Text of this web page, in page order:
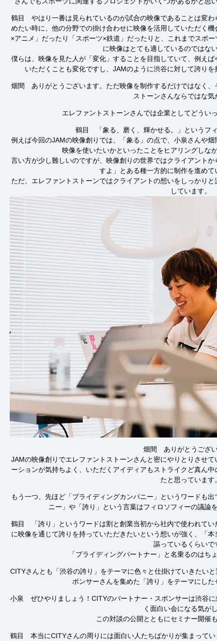
鶴目　やはり一番は見られているのが試合の映像であることは変
めたい時に、他の分野での掛け合わせに映像を活用していただく
×アニメ」だったり「スポーツ×鉄道」だったりと、これまでスポ
に映像はとても適しているのではな
僕らは、映像を見た人が「変化」することを目指していて、例え
いただくことも変化ですし、JAMのように渋谷に対して誇り
畑間　ありがとうございます。ただ映像を制作するだけではなく
ストーンさんならではな気
エレファントストーンさんでは企業としてどうい
鶴目　「象る、磨く、輝かせる。」というフ
例えば今回のJAMの映像創りでは、「象る」の点で、小泉さんや
映像を使いたいかといったことをヒアリングしな
言い方が少し難しいのですが、映像創りの世界ではクライアント
すよ」とある種一方的に制作を進め
ただ、エレファントストーンではクライアントの想いをしっかり
しています。
畑間　ありがとうござ
JAMの映像創りでエレファントストーンさんと密にやりとりさせ
ーションが気持ちよく、いただくアイディアもストライクど真ん
たと思っています
もう一つ、先ほど「プライディングカンパニー」というワードも
ニー」や「誇り」という言葉はフィロソフィーの議論
鶴目　「誇り」というワードは割と創業当初から社内で使われて
に映像を通じて誇りを持っていただきたいという想いが強く、「
謳っているくらいで
「プライディングパートナー」と名乗るのはち
CITYさんとも「渋谷の誇り」をテーマに色々と仕掛けていきたい
ポンサーさんを集めた「誇り」をテーマにし
小泉　ぜひやりましょう！CITYのパートナー・スポンサーは渋谷
く面白い会になる気が
この対談の公開とともにセミナー開催
鶴目　本当にCITYさんの周りには面白い人たちばかりが集まって